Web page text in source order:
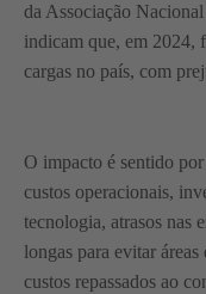
da Associação
indicam que, em 2024,
cargas no país, com
O impacto é sentido
custos operacionais,
tecnologia, atrasos nas
longas para evitar
custos repassados ao